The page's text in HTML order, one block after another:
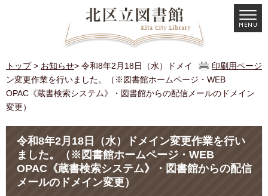
印刷用ページ
トップ> お知らせ> 令和8年2月18日（水）ドメイ
ン変更作業を行いました。（※図書館ホームページ・WEB
OPAC《蔵書検索システム》・図書館からの配信メールのドメイン
変更）
令和8年2月18日（水）ドメイン変更作業を行い
ました。（※図書館ホームページ・WEB
OPAC《蔵書検索システム》・図書館からの配信
メールのドメイン変更）